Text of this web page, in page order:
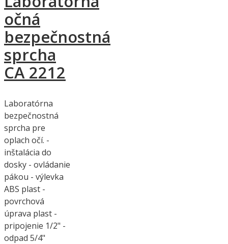
očná
bezpečnostná
sprcha
CA 2212
Laboratórna
bezpečnostná
sprcha pre
oplach očí. -
inštalácia do
dosky - ovládanie
pákou - výlevka
ABS plast -
povrchová
úprava plast -
pripojenie 1/2" -
odpad 5/4"